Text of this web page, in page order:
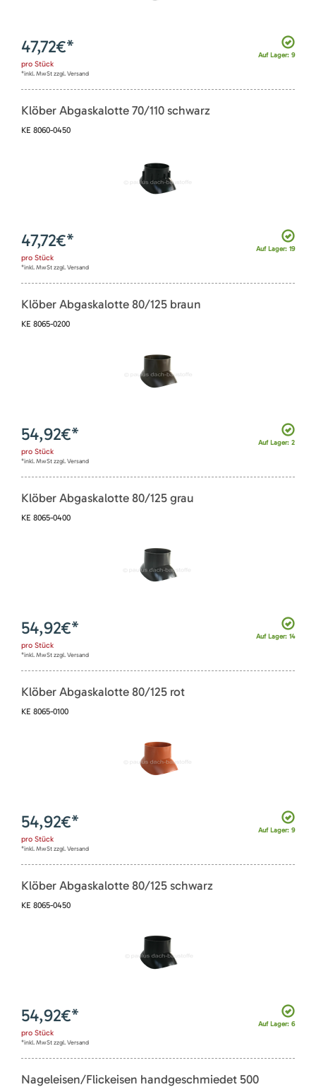
Auf Lager: 9
47,72€*
pro Stück
*inkl. MwSt zzgl. Versand
Klöber Abgaskalotte 70/110 schwarz
KE 8060-0450
Auf Lager: 19
47,72€*
pro Stück
*inkl. MwSt zzgl. Versand
Klöber Abgaskalotte 80/125 braun
KE 8065-0200
Auf Lager: 2
54,92€*
pro Stück
*inkl. MwSt zzgl. Versand
Klöber Abgaskalotte 80/125 grau
KE 8065-0400
Auf Lager: 14
54,92€*
pro Stück
*inkl. MwSt zzgl. Versand
Klöber Abgaskalotte 80/125 rot
KE 8065-0100
Auf Lager: 9
54,92€*
pro Stück
*inkl. MwSt zzgl. Versand
Klöber Abgaskalotte 80/125 schwarz
KE 8065-0450
Auf Lager: 6
54,92€*
pro Stück
*inkl. MwSt zzgl. Versand
Nageleisen/Flickeisen handgeschmiedet 500